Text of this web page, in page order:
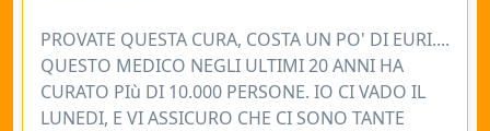
PROVATE QUESTA CURA, COSTA UN PO' DI EURI....
QUESTO MEDICO NEGLI ULTIMI 20 ANNI HA
CURATO PIù DI 10.000 PERSONE. IO CI VADO IL
LUNEDI, E VI ASSICURO CHE CI SONO TANTE